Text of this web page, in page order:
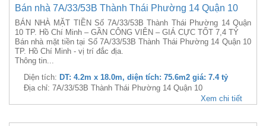
Bán nhà 7A/33/53B Thành Thái Phường 14 Quận 10
BÁN NHÀ MẶT TIỀN Số 7A/33/53B Thành Thái Phường 14 Quận
10 TP. Hồ Chí Minh – GẦN CÔNG VIÊN – GIÁ CỰC TỐT 7,4 TỶ
Bán nhà mặt tiền tại Số 7A/33/53B Thành Thái Phường 14 Quận 10
TP. Hồ Chí Minh - vị trí đắc địa.
Thông tin...
Diện tích: DT: 4.2m x 18.0m, diện tích: 75.6m2 giá: 7.4 tỷ
Địa chỉ: 7A/33/53B Thành Thái Phường 14 Quận 10
Xem chi tiết